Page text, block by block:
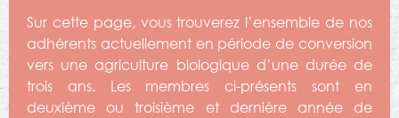
Sur cette page, vous trouverez l’ensemble de nos
adhérents actuellement en période de conversion
vers une agriculture biologique d’une durée de
trois ans. Les membres ci-présents sont en
deuxième ou troisième et dernière année de